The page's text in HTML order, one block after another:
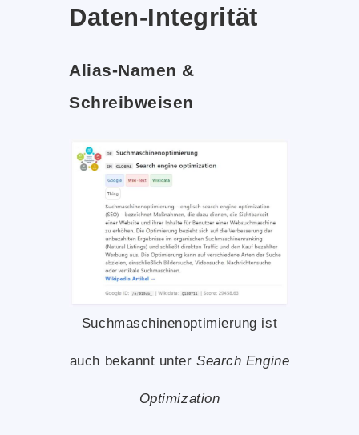
Daten-Integrität
Alias-Namen &
Schreibweisen
Suchmaschinenoptimierung ist
auch bekannt unterSearch Engine
Optimization